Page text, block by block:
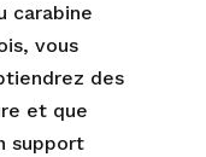
carabine
vous
des
et que
support